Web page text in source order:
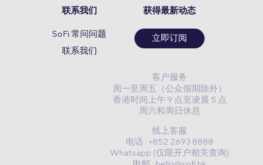
联系我们
SoFi 常问问题
联系我们
获得最新动态
立即订阅
客户服务
周一至周五（公众假期除外）
香港时间上午 9 点至凌晨 5 点
周六和周日休息
线上客服
电话 : +852 2693 8888
Whatsapp (仅限开户相关查询)